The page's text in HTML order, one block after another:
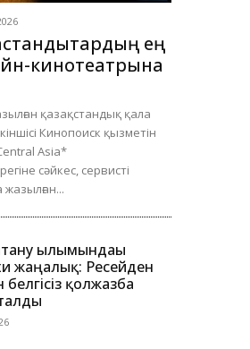
ең
кинотеатрына
қазақстандық қала
Кинопоиск қызметін
Asia*
сәйкес, сервисті
ғылымындағы
жаңалық: Ресейден
белгісіз қолжазба